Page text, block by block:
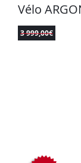
Vélo
3 999,00€